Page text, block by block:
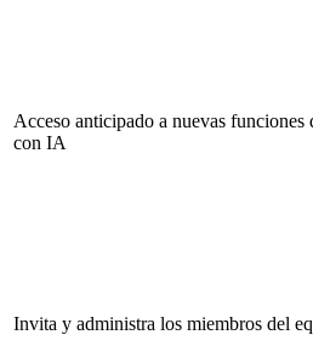
Acceso anticipado a nuevas funciones
con IA
Invita y administra los miembros del